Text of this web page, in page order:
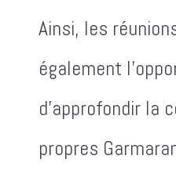
Ainsi, les
également
d'approfondir la
propres